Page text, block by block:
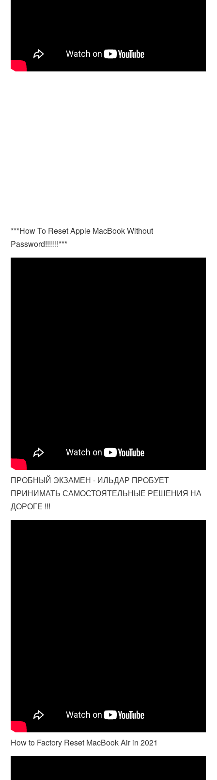
***How To Reset Apple MacBook Without
Password!!!!!!!***
ПРОБНЫЙ ЭКЗАМЕН - ИЛЬДАР ПРОБУЕТ
ПРИНИМАТЬ САМОСТОЯТЕЛЬНЫЕ РЕШЕНИЯ НА
ДОРОГЕ !!!
How to Factory Reset MacBook Air in 2021